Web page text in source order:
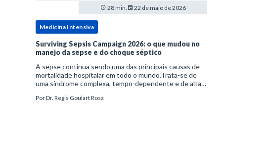
28 min. 22 de maio de 2026
Medicina Intensiva
Surviving Sepsis Campaign 2026: o que mudou no
manejo da sepse e do choque séptico
A sepse continua sendo uma das principais causas de
mortalidade hospitalar em todo o mundo.Trata-se de
uma síndrome complexa, tempo-dependente e de alta
manejo estruturado são determinantes para o desfe
PorDr. Regis Goulart Rosa